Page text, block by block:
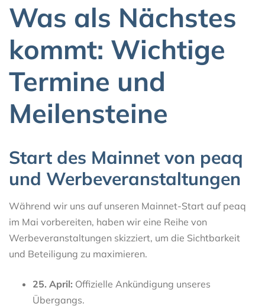
Was als Nächstes
kommt: Wichtige
Termine und
Meilensteine
Start des Mainnet von peaq
und Werbeveranstaltungen
Während wir uns auf unseren Mainnet-Start auf peaq
im Mai vorbereiten, haben wir eine Reihe von
Werbeveranstaltungen skizziert, um die Sichtbarkeit
und Beteiligung zu maximieren.
25. April: Offizielle Ankündigung unseres
Übergangs.